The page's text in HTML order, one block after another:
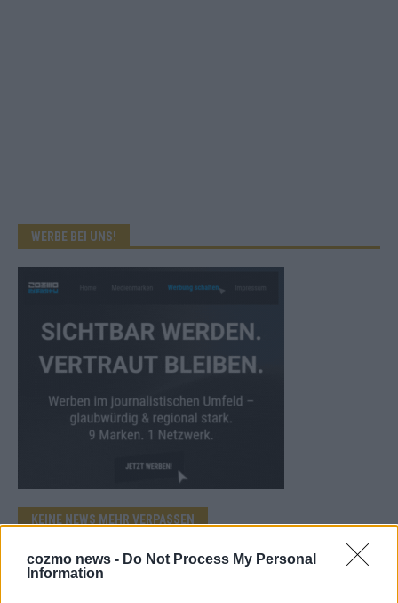
cozmo news - Do Not Process My Personal
Information
WERBE BEI UNS!
KEINE NEWS MEHR VERPASSEN